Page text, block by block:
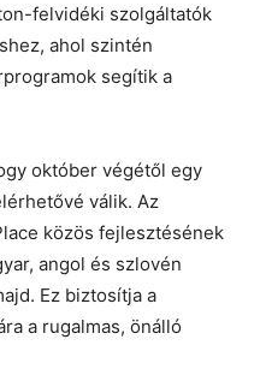
felvidéki szolgáltatók
ahol szintén
segítik a
október végétől egy
válik. Az
közös fejlesztésének
angol és szlovén
Ez biztosítja a
a rugalmas, önálló